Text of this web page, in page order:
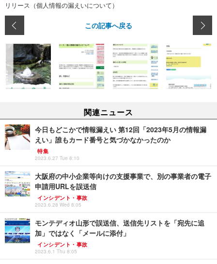
リリース（個人情報の漏えいについて）
この記事へ戻る
関連ニュース
今日もどこかで情報漏えい 第12回「2023年5月の情報漏
えい」誰もカード番号と気づかなかったのか
特集
2023.6.27 Tue 8:10
大阪府の中小企業等向けの支援事業で、別の事業者の電子
申請用URLを誤送信
インシデント・事故
2023.6.28 Wed 8:05
モンテディオ山形で誤送信、送信先リストを「宛先に追
加」ではなく「メールに添付」
インシデント・事故
2023.6.1 Thu 8:05